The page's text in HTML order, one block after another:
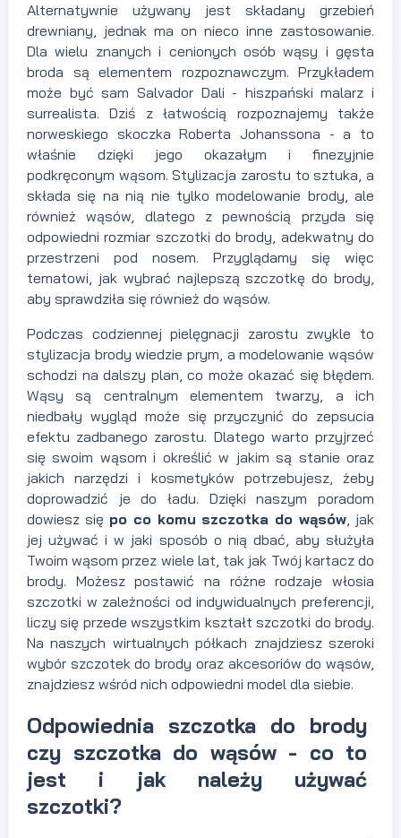
Alternatywnie używany jest składany grzebień
drewniany, jednak ma on nieco inne zastosowanie.
Dla wielu znanych i cenionych osób wąsy i gęsta
broda są elementem rozpoznawczym. Przykładem
może być sam Salvador Dali - hiszpański malarz i
surrealista. Dziś z łatwością rozpoznajemy także
norweskiego skoczka Roberta Johanssona - a to
właśnie dzięki jego okazałym i finezyjnie
podkręconym wąsom. Stylizacja zarostu to sztuka, a
składa się na nią nie tylko modelowanie brody, ale
również wąsów, dlatego z pewnością przyda się
odpowiedni rozmiar szczotki do brody, adekwatny do
przestrzeni pod nosem. Przyglądamy się więc
tematowi, jak wybrać najlepszą szczotkę do brody,
aby sprawdziła się również do wąsów.
Podczas codziennej pielęgnacji zarostu zwykle to
stylizacja brody wiedzie prym, a modelowanie wąsów
schodzi na dalszy plan, co może okazać się błędem.
Wąsy są centralnym elementem twarzy, a ich
niedbały wygląd może się przyczynić do zepsucia
efektu zadbanego zarostu. Dlatego warto przyjrzeć
się swoim wąsom i określić w jakim są stanie oraz
jakich narzędzi i kosmetyków potrzebujesz, żeby
doprowadzić je do ładu. Dzięki naszym poradom
dowiesz się po co komu szczotka do wąsów, jak
jej używać i w jaki sposób o nią dbać, aby służyła
Twoim wąsom przez wiele lat, tak jak Twój kartacz do
brody. Możesz postawić na różne rodzaje włosia
szczotki w zależności od indywidualnych preferencji,
liczy się przede wszystkim kształt szczotki do brody.
Na naszych wirtualnych półkach znajdziesz szeroki
wybór szczotek do brody oraz akcesoriów do wąsów,
znajdziesz wśród nich odpowiedni model dla siebie.
Odpowiednia szczotka do brody
czy szczotka do wąsów - co to
jest i jak należy używać
szczotki?